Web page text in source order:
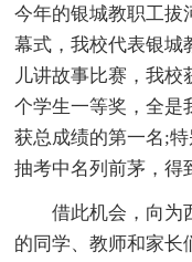
今年的银城教职工拔
幕式，我校代表银城
儿讲故事比赛，我
个学生一等奖，全是
获总成绩的第一名;
抽考中名列前茅，得
借此机会，向为
的同学、教师和家长